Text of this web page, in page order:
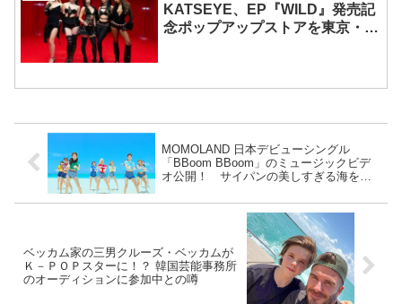
KATSEYE、EP『WILD』発売記
念ポップアップストアを東京・原
MOMOLAND 日本デビューシングル
「BBoom BBoom」のミュージックビデ
オ公開！ サイパンの美しすぎる海をバ
画あり]
ベッカム家の三男クルーズ・ベッカムが
Ｋ－ＰＯＰスターに！？ 韓国芸能事務所
のオーディションに参加中との噂